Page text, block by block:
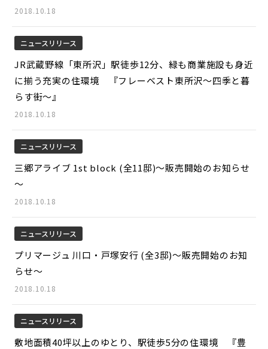
2018.10.18
ニュースリリース
JR武蔵野線「東所沢」駅徒歩12分、緑も商業施設も身近
に揃う充実の住環境 『フレーベスト東所沢～四季と暮
らす街～』
2018.10.18
ニュースリリース
三郷アライブ 1st block (全11邸)～販売開始のお知らせ
～
2018.10.18
ニュースリリース
プリマージュ 川口・戸塚安行 (全3邸)～販売開始のお知
らせ～
2018.10.18
ニュースリリース
敷地面積40坪以上のゆとり、駅徒歩5分の住環境 『豊